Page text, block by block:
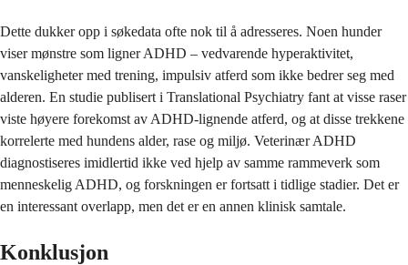
Dette dukker opp i søkedata ofte nok til å adresseres. Noen hunder
viser mønstre som ligner ADHD – vedvarende hyperaktivitet,
vanskeligheter med trening, impulsiv atferd som ikke bedrer seg med
alderen. En studie publisert i Translational Psychiatry fant at visse raser
viste høyere forekomst av ADHD-lignende atferd, og at disse trekkene
korrelerte med hundens alder, rase og miljø. Veterinær ADHD
diagnostiseres imidlertid ikke ved hjelp av samme rammeverk som
menneskelig ADHD, og forskningen er fortsatt i tidlige stadier. Det er
en interessant overlapp, men det er en annen klinisk samtale.
Konklusjon